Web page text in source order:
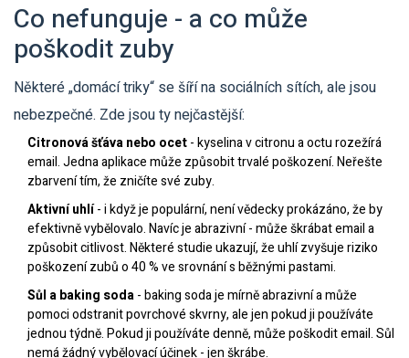
Co nefunguje - a co může
poškodit zuby
Některé „domácí triky“ se šíří na sociálních sítích, ale jsou
nebezpečné. Zde jsou ty nejčastější:
Citronová šťáva nebo ocet- kyselina v citronu a octu rozežírá
email. Jedna aplikace může způsobit trvalé poškození. Neřešte
zbarvení tím, že zničíte své zuby.
Aktivní uhlí- i když je populární, není vědecky prokázáno, že by
efektivně vybělovalo. Navíc je abrazivní - může škrábat email a
způsobit citlivost. Některé studie ukazují, že uhlí zvyšuje riziko
poškození zubů o 40 % ve srovnání s běžnými pastami.
Sůl a baking soda- baking soda je mírně abrazivní a může
pomoci odstranit povrchové skvrny, ale jen pokud ji používáte
jednou týdně. Pokud ji používáte denně, může poškodit email. Sůl
nemá žádný vybělovací účinek - jen škrábe.